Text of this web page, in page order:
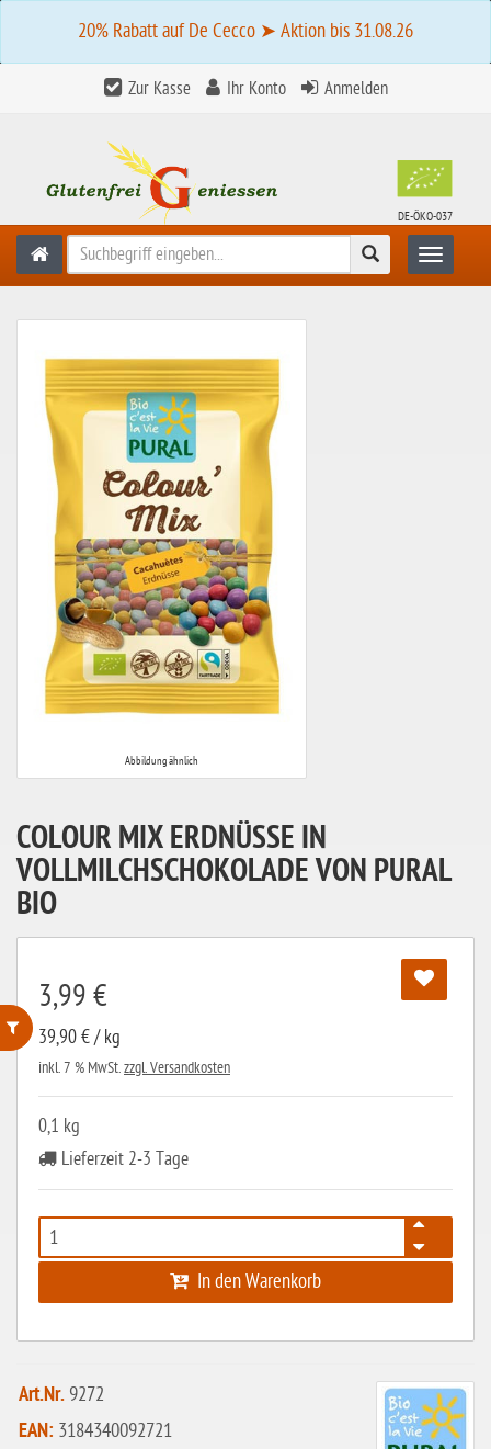
ohne Weizenstärke
laktosefrei
ohne Hefe
ohne Ei
ohne Soja
ohne Erdnüsse
eiweißarm / PKU
20% Rabatt auf De Cecco ➤ Aktion bis 31.08.26
Zur Kasse Ihr Konto Anmelden
DE-ÖKO-037
Suchen Toggle
Abbildung ähnlich
COLOUR MIX ERDNÜSSE IN
VOLLMILCHSCHOKOLADE VON PURAL
BIO
3,99 €
39,90 € / kg
inkl. 7 % MwSt.zzgl. Versandkosten
0,1 kg
Lieferzeit 2-3 Tage
In den Warenkorb
Art.Nr. 9272
EAN: 3184340092721